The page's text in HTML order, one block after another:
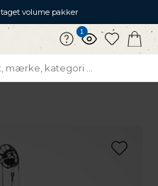
volume pakker
1